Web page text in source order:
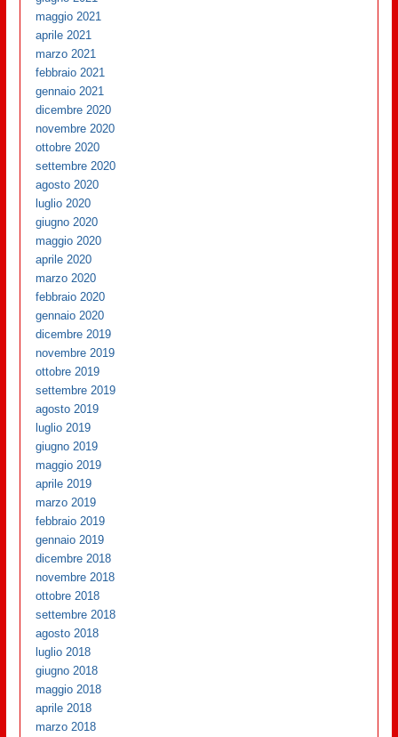
maggio 2021
aprile 2021
marzo 2021
febbraio 2021
gennaio 2021
dicembre 2020
novembre 2020
ottobre 2020
settembre 2020
agosto 2020
luglio 2020
giugno 2020
maggio 2020
aprile 2020
marzo 2020
febbraio 2020
gennaio 2020
dicembre 2019
novembre 2019
ottobre 2019
settembre 2019
agosto 2019
luglio 2019
giugno 2019
maggio 2019
aprile 2019
marzo 2019
febbraio 2019
gennaio 2019
dicembre 2018
novembre 2018
ottobre 2018
settembre 2018
agosto 2018
luglio 2018
giugno 2018
maggio 2018
aprile 2018
marzo 2018